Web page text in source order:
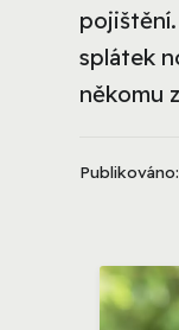
splátek
někomu